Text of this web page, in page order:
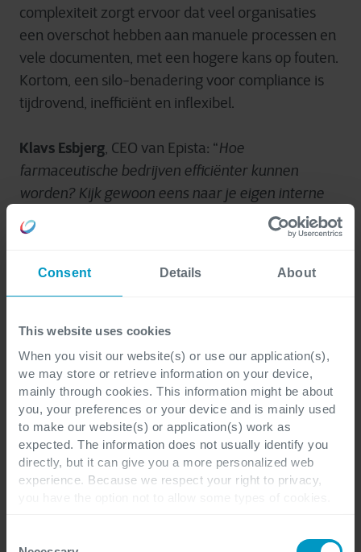
Consent Details About
This website uses cookies
When you visit our website(s) or use our application(s),
we may store or retrieve information on your device,
mainly through cookies. This information might be about
you, your preferences or your device and is mainly used
to make our website(s) or application(s) work as
expected. The information does not usually identify you
directly, but it can give you a more personalized web
experience. Because we respect your right to privacy,
complexiteit zorgt ervoor dat veel organisaties
een overschot hebben aan manuele processen en
vele documenten, met een hogere kans op fouten.
Kortom, een silo-benadering voor compliance is
tijdrovend, inefficiënt en inflexibel.
Klavs Esbjerg, CEO van Epista: “Hoe
farmaceutische bedrijven efficiënter kunnen
worden? Kijk gewoon eens naar je eigen interne
processen en procedures. Ik weet zeker dat je vele
mappen vol documentatie tegenkomt. Vraag jezelf
… naar compliance op
bedrijfsniveau
In plaats van het beheren van compliance in elk